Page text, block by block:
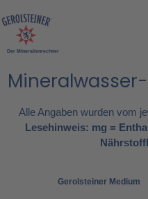
Der Mineralienrechner
Alle Angaben wurden vom
Lesehinweis: mg =
Gerolsteiner Medium